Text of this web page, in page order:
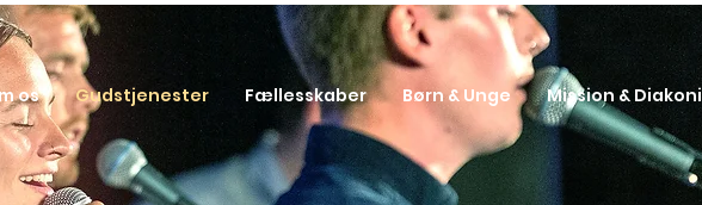
os Gudstjenester Fællesskaber Børn & Unge Mission & Diakoni